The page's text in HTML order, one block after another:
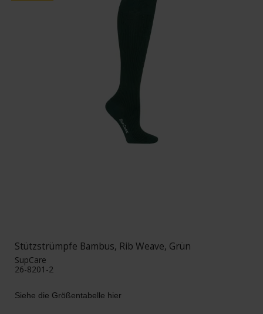
Stützstrümpfe Bambus, Rib Weave, Grün
SupCare
26-8201-2
Siehe die Größentabelle hier